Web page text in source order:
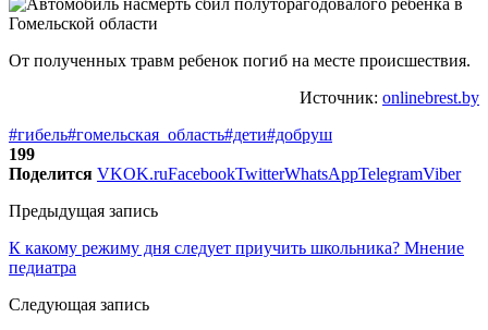
От полученных травм ребенок погиб на месте происшествия.
Источник: onlinebrest.by
#гибель#гомельская_область#дети#добруш
199
Поделится VKOK.ruFacebookTwitterWhatsAppTelegramViber
Предыдущая запись
К какому режиму дня следует приучить школьника? Мнение
педиатра
Следующая запись